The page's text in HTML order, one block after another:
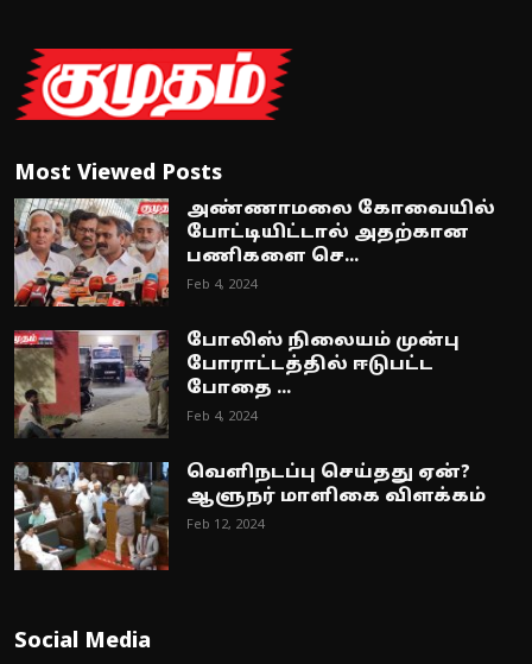
Most Viewed Posts
அண்ணாமலை கோவையில்
போட்டியிட்டால் அதற்கான
பணிகளை செ...
Feb 4, 2024
போலிஸ் நிலையம் முன்பு
போராட்டத்தில் ஈடுபட்ட
போதை ...
Feb 4, 2024
வெளிநடப்பு செய்தது ஏன்?
ஆளுநர் மாளிகை விளக்கம்
Feb 12, 2024
Social Media